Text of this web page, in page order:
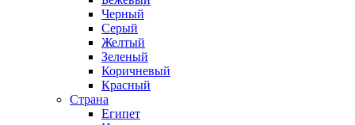
Черный
Серый
Желтый
Зеленый
Коричневый
Красный
Страна
Египет